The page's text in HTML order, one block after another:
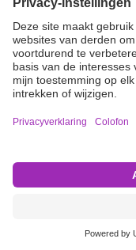
Voorwaarden
Gebruiksvoorwaarden
Privacyverklaring
Cookie instellingen
Please contact your
and information. Product